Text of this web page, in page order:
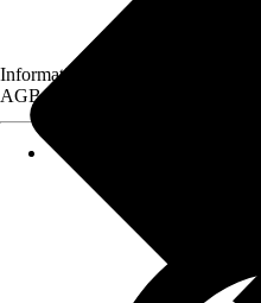
Informationen des Verkäufers,
AGB, finden Sie bei Klick auf